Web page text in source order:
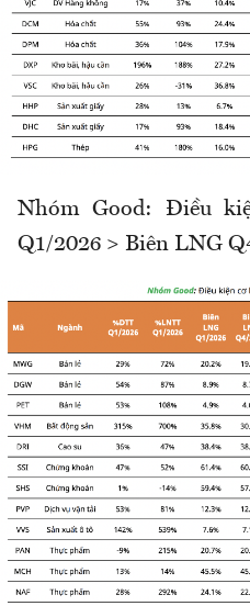
Nhóm Good: Điều
Q1/2026 > Biên LNG